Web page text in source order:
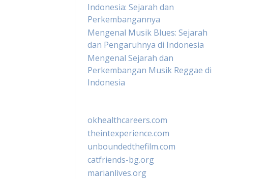
Indonesia: Sejarah dan
Perkembangannya
Mengenal Musik Blues: Sejarah
dan Pengaruhnya di Indonesia
Mengenal Sejarah dan
Perkembangan Musik Reggae di
Indonesia
okhealthcareers.com
theintexperience.com
unboundedthefilm.com
catfriends-bg.org
marianlives.org